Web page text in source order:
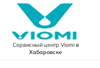
Сервисный центр Viomiв
Хабаровске